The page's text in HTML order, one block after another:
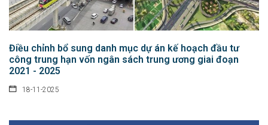
Điều chỉnh bổ sung danh mục dự án kế hoạch đầu tư
công trung hạn vốn ngân sách trung ương giai đoạn
2021 - 2025
18-11-2025